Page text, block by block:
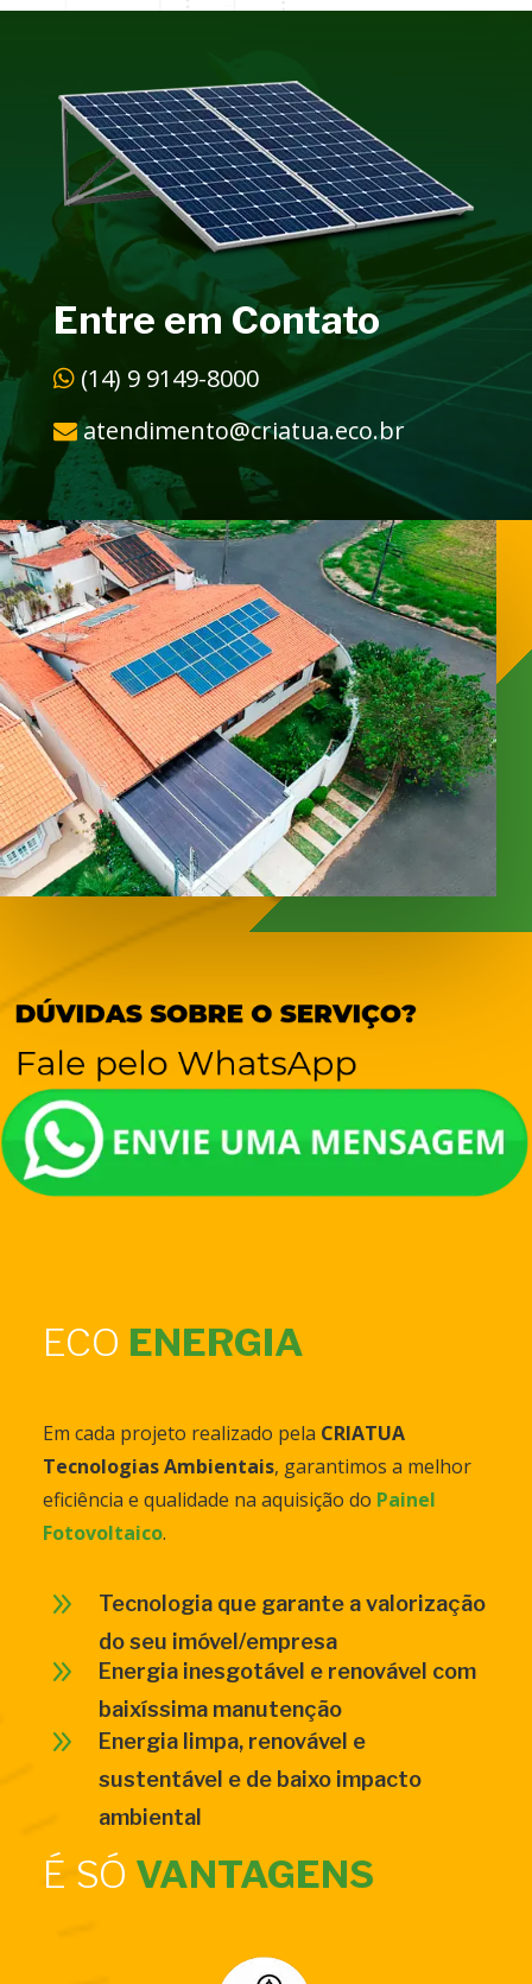
Entre em Contato
(14) 9 9149-8000
atendimento@criatua.eco.br
ECO ENERGIA
Em cada projeto realizado pela CRIATUA
Tecnologias Ambientais, garantimos a melhor
eficiência e qualidade na aquisição do Painel
Fotovoltaico.
9
Tecnologia que garante a valorização
do seu imóvel/empresa
9
Energia inesgotável e renovável com
baixíssima manutenção
9
Energia limpa, renovável e
sustentável e de baixo impacto
ambiental
É SÓ VANTAGENS